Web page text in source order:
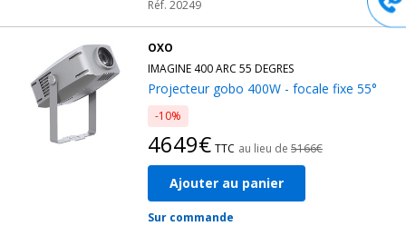
Réf. 20249
OXO
IMAGINE 400 ARC 55 DEGRES
Projecteur gobo 400W - focale fixe 55°
-10%
4649€ TTC au lieu de 5166€
Ajouter au panier
Sur commande